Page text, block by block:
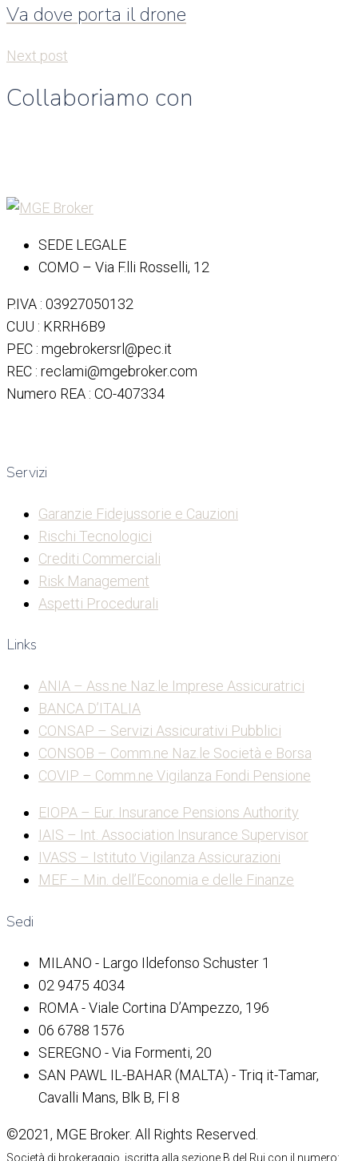
Va dove porta il drone
Next post
Collaboriamo con
SEDE LEGALE
COMO – Via F.lli Rosselli, 12
P.IVA : 03927050132
CUU : KRRH6B9
PEC : mgebrokersrl@pec.it
REC : reclami@mgebroker.com
Numero REA : CO-407334
Servizi
Garanzie Fidejussorie e Cauzioni
Rischi Tecnologici
Crediti Commerciali
Risk Management
Aspetti Procedurali
Links
ANIA – Ass.ne Naz.le Imprese Assicuratrici
BANCA D’ITALIA
CONSAP – Servizi Assicurativi Pubblici
CONSOB – Comm.ne Naz.le Società e Borsa
COVIP – Comm.ne Vigilanza Fondi Pensione
EIOPA – Eur. Insurance Pensions Authority
IAIS – Int. Association Insurance Supervisor
IVASS – Istituto Vigilanza Assicurazioni
MEF – Min. dell’Economia e delle Finanze
Sedi
MILANO - Largo Ildefonso Schuster 1
02 9475 4034
ROMA - Viale Cortina D’Ampezzo, 196
06 6788 1576
SEREGNO - Via Formenti, 20
SAN PAWL IL-BAHAR (MALTA) - Triq it-Tamar,
Cavalli Mans, Blk B, Fl 8
©2021, MGE Broker. All Rights Reserved.
Società di brokeraggio, iscritta alla sezione B del Rui con il numero: